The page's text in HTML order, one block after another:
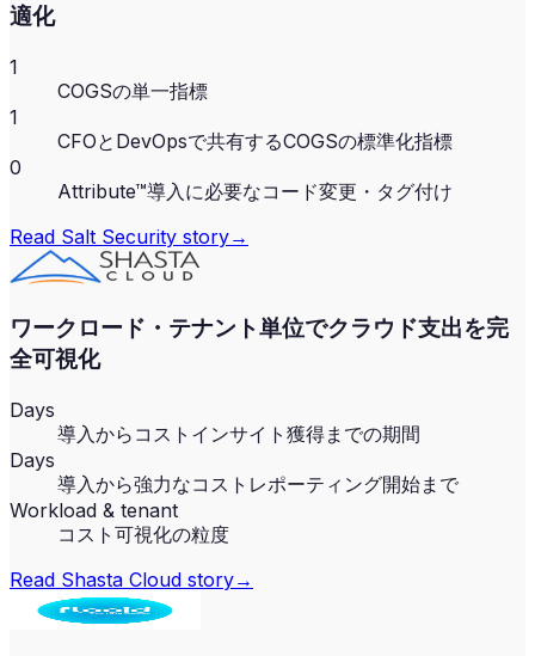
適化
1
COGSの単一指標
1
CFOとDevOpsで共有するCOGSの標準化指標
0
Attribute™導入に必要なコード変更・タグ付け
Read Salt Security story→
ワークロード・テナント単位でクラウド支出を完
全可視化
Days
導入からコストインサイト獲得までの期間
Days
導入から強力なコストレポーティング開始まで
Workload & tenant
コスト可視化の粒度
Read Shasta Cloud story→